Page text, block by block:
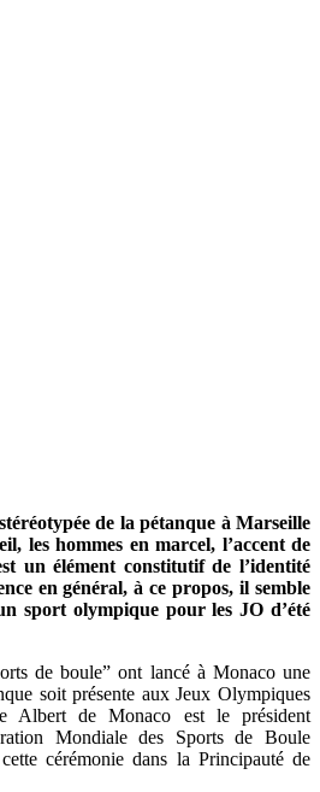
de la pétanque à Marseille
les hommes en marcel, l’accent de
un élément constitutif de l’identité
en général, à ce propos, il semble
sport olympique pour les JO d’été
de boule” ont lancé à Monaco une
soit présente aux Jeux Olympiques
Albert de Monaco est le président
Mondiale des Sports de Boule
cérémonie dans la Principauté de